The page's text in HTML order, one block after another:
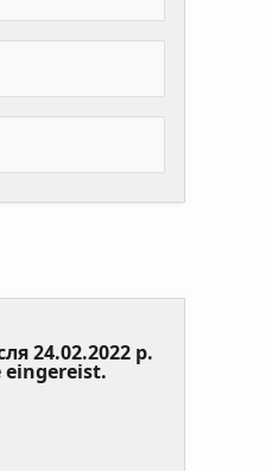
24.02.2022 р.
eingereist. (Value